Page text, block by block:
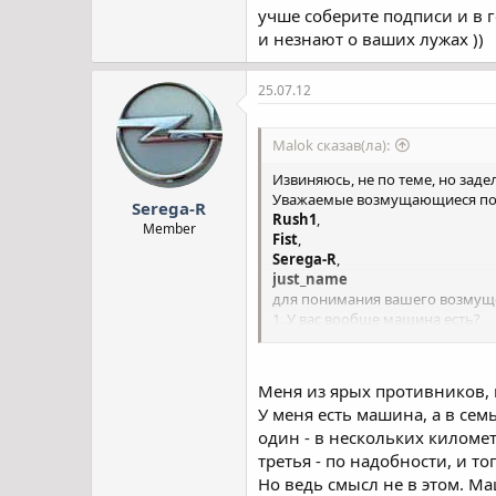
учше соберите подписи и в
и незнают о ваших лужах ))
Serega-R
Member
25.07.12
Malok сказав(ла):
Извиняюсь, не по теме, но
Уважаемые возмущающиеся по
Rush1,
Fist,
Serega-R,
just_name
для понимания вашего
1. У вас вообще машина есть?
5. У вас квартира, но машину
6. Дорогая ли ваша машина?
Сразу даю аналитические
Думаю, в большинстве,
Меня из ярых противников,
У меня есть машина, а в
один - в нескольких
третья - по надобности, и
Но ведь смысл не в этом.